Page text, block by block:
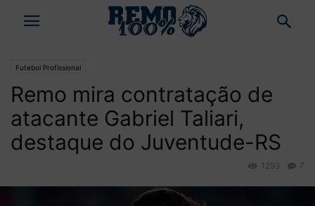
Futebol Profissional
Remo mira contratação de
atacante Gabriel Taliari,
destaque do Juventude-RS
7
1293